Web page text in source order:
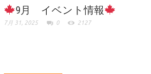
9月 イベント情報
7月 31, 2025 0 2127